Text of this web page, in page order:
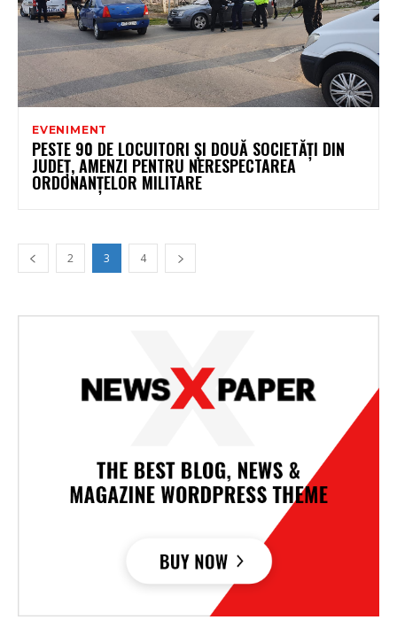
EVENIMENT
PESTE 90 DE LOCUITORI ȘI DOUĂ SOCIETĂȚI DIN
JUDEȚ, AMENZI PENTRU NERESPECTAREA
ORDONANȚELOR MILITARE
2 3 4